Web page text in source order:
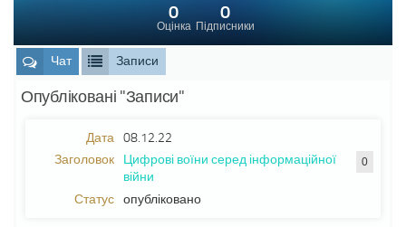
Оцінка
0
Підписники
0
Чат Записи
Опубліковані "Записи"
08.12.22
Цифрові воїни серед інформаційної
війни
0
опубліковано